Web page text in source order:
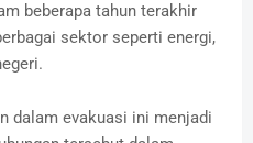
beberapa tahun terakhir
sektor seperti energi,
dalam evakuasi ini menjadi